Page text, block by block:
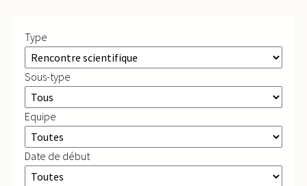
Type
Sous-type
Equipe
Date de début